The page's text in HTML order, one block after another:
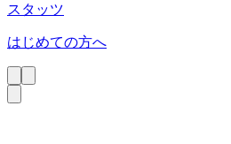
スタッツ
はじめての方へ